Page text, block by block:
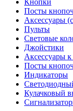
Кнопки
Посты
Аксессуары
Пульты
Световые
Джойстики
Аксессуары к
Посты
Индикаторы
Кулачковый